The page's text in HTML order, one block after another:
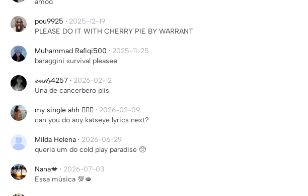
amoo
pou9925 · 2025-12-19
PLEASE DO IT WITH CHERRY PIE BY WARRANT
Muhammad Rafiqi500 · 2025-11-25
baraggini survival pleasee
𝓮𝓶𝒾𝓁𝔂4257 · 2026-02-12
Una de cancerbero plis
my single ahh ✌🏼🫪 · 2026-02-09
can you do any katseye lyrics next?
Milda Helena · 2026-06-29
queria um do cold play paradise 🥺
Nana💋 · 2026-07-03
Essa música 💯🫦